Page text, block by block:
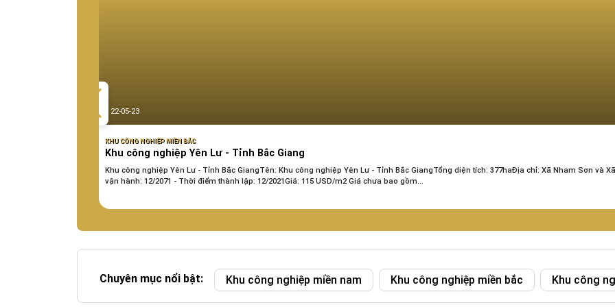
22-05-23
KHU CÔNG NGHIỆP MIỀN BẮC
Khu công nghiệp Yên Lư - Tỉnh Bắc Giang
Khu công nghiệp Yên Lư - Tỉnh Bắc GiangTên: Khu công nghiệp Yên Lư - Tỉnh Bắc GiangTổng diện tích: 377haĐịa chỉ: Xã Nham Sơn và
vận hành: 12/2071 - Thời điểm thành lập: 12/2021Giá: 115 USD/m2 Giá chưa bao gồm...
Chuyên mục nổi bật: Khu công nghiệp miền nam Khu công nghiệp miền bắc Khu công